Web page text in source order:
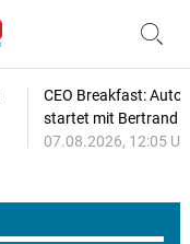
CEO Breakfast:
startet mit Bertrand
07.08.2026, 12:05